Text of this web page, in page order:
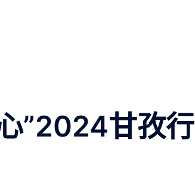
”2024甘孜行